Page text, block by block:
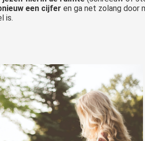
een cijfer en ga net zolang door
is.